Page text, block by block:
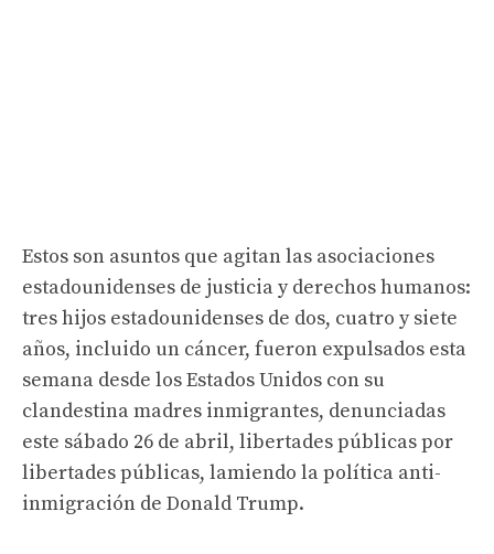
Estos son asuntos que agitan las asociaciones
estadounidenses de justicia y derechos humanos:
tres hijos estadounidenses de dos, cuatro y siete
años, incluido un cáncer, fueron expulsados ​​esta
semana desde los Estados Unidos con su
clandestina madres inmigrantes, denunciadas
este sábado 26 de abril, libertades públicas por
libertades públicas, lamiendo la política anti-
inmigración de Donald Trump.